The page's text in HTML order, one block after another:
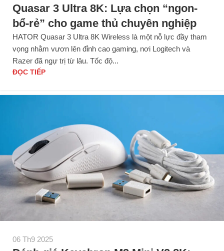
Quasar 3 Ultra 8K: Lựa chọn “ngon-
bổ-rẻ” cho game thủ chuyên nghiệp
HATOR Quasar 3 Ultra 8K Wireless là một nỗ lực đầy tham
vọng nhằm vươn lên đỉnh cao gaming, nơi Logitech và
Razer đã ngự trị từ lâu. Tốc độ...
ĐỌC TIẾP
06 Th9 2025